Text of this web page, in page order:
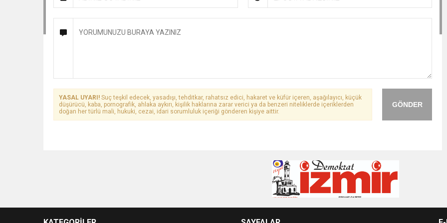
GÖNDER
YASAL UYARI! Suç teşkil edecek, yasadışı, tehditkar, rahatsız edici, hakaret ve küfür içeren, aşağılayıcı, küçük
düşürücü, kaba, pornografik, ahlaka aykırı, kişilik haklarına zarar verici ya da benzeri niteliklerde içeriklerden
doğan her türlü mali, hukuki, cezai, idari sorumluluk içeriği gönderen kişiye aittir.